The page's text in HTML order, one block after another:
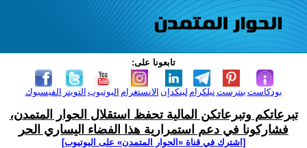
تابعونا على:
الفيسبوك التويتر اليوتيوب الانستغرام لينكدإن تيلكرامبنترست بودكاست
تبرعاتكم وتبرعاتكن المالية تحفظ استقلال الحوار المتمدن،
فشاركونا في دعم استمرارية هذا الفضاء اليساري الحر
[اشترك في قناة ‫«الحوار المتمدن» على اليوتيوب]